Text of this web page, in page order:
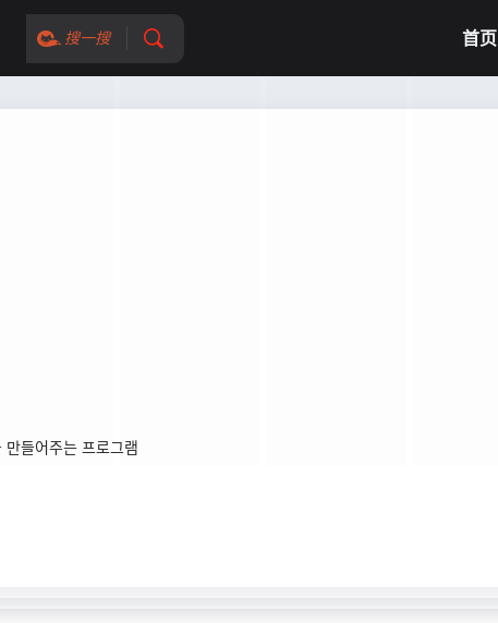
搜一搜 首页
들어주는 프로그램